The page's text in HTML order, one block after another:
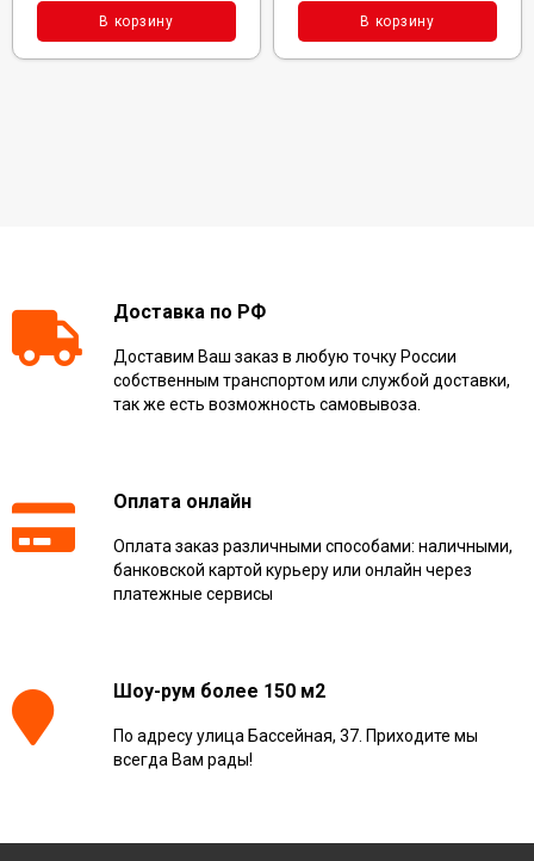
В корзину В корзину
Доставка по РФ
Доставим Ваш заказ в любую точку России
собственным транспортом или службой доставки,
так же есть возможность самовывоза.
Оплата онлайн
Оплата заказ различными способами: наличными,
банковской картой курьеру или онлайн через
платежные сервисы
Шоу-рум более 150 м2
По адресу улица Бассейная, 37. Приходите мы
всегда Вам рады!